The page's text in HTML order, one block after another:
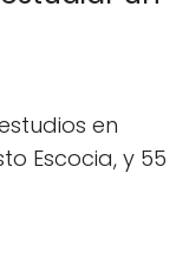
en
Escocia, y 55